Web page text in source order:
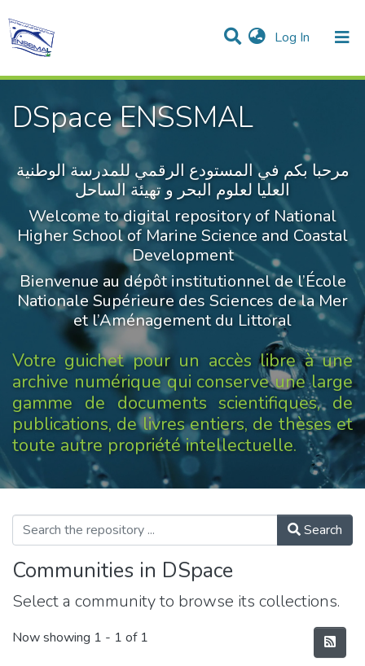
Log In (current)
Communities & Collections
All of DSpace
Statistics
DSpace ENSSMAL
مرحبا بكم في المستودع الرقمي للمدرسة الوطنية
العليا لعلوم البحر و تهيئة الساحل
Welcome to digital repository of National
Higher School of Marine Science and Coastal
Development
Bienvenue au dépôt institutionnel de l’École
Nationale Supérieure des Sciences de la Mer
et l’Aménagement du Littoral
Votre guichet pour un accès libre à une
archive numérique qui conserve une large
gamme de documents scientifiques, de
publications, de livres entiers, de thèses et
toute autre propriété intellectuelle.
Search
Communities in DSpace
Select a community to browse its collections.
Now showing 1 - 1 of 1